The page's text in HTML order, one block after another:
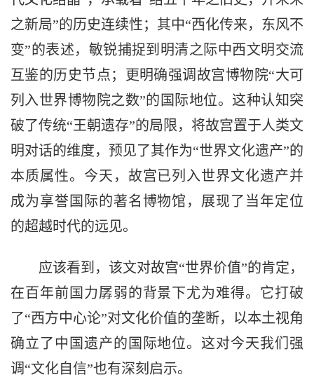
之新局”的历史连续性；其中“西化传来，东风不
变”的表述，敏锐捕捉到明清之际中西文明交流
互鉴的历史节点；更明确强调故宫博物院“大可
列入世界博物院之数”的国际地位。这种认知突
破了传统“王朝遗存”的局限，将故宫置于人类文
明对话的维度，预见了其作为“世界文化遗产”的
本质属性。今天，故宫已列入世界文化遗产并
成为享誉国际的著名博物馆，展现了当年定位
的超越时代的远见。
应该看到，该文对故宫“世界价值”的肯定，
在百年前国力孱弱的背景下尤为难得。它打破
了“西方中心论”对文化价值的垄断，以本土视角
确立了中国遗产的国际地位。这对今天我们强
调“文化自信”也有深刻启示。